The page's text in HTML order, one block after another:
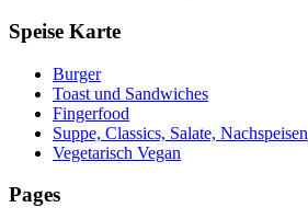
Speise Karte
Burger
Toast und Sandwiches
Fingerfood
Suppe, Classics, Salate, Nachspeisen
Vegetarisch Vegan
Pages